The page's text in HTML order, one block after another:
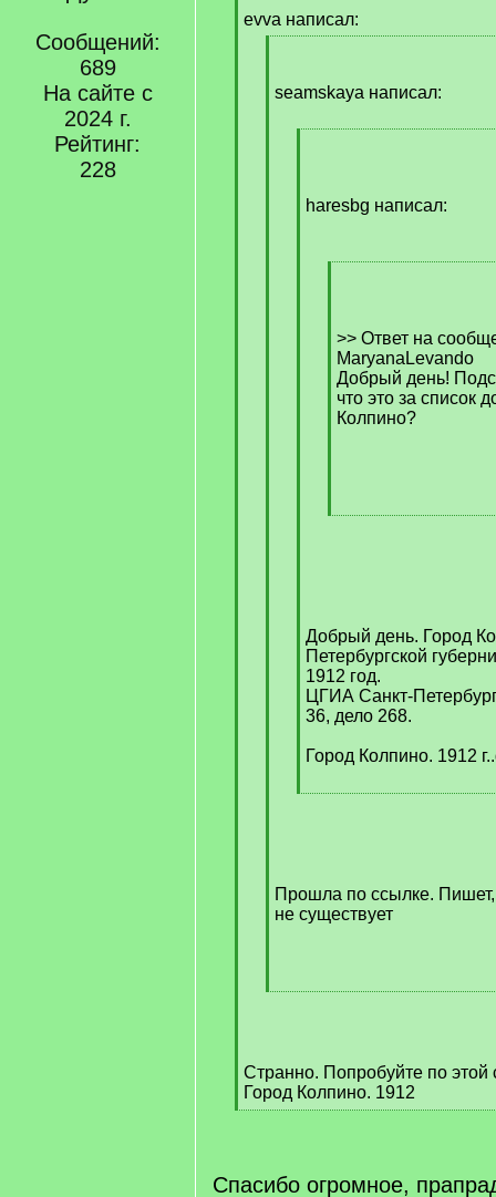
Сообщений:
689
На сайте с
2024 г.
Рейтинг:
228
q
evva написал:
]seamskaya написал:
haresbg написал:
>> Ответ на
MaryanaLevando
Добрый день!
что это за список
Колпино?
[
Добрый день. Город
Петербургской
1912 год.
ЦГИА Санкт-
36, дело 268.
Город Колпино. 1912
[
Прошла по ссылке. Пишет,
не существует
[
Странно. Попробуйте по этой
Город Колпино. 1912
[
Спасибо огромное,